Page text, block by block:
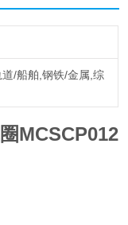
/船舶,钢铁/金属,综
MCSCP012